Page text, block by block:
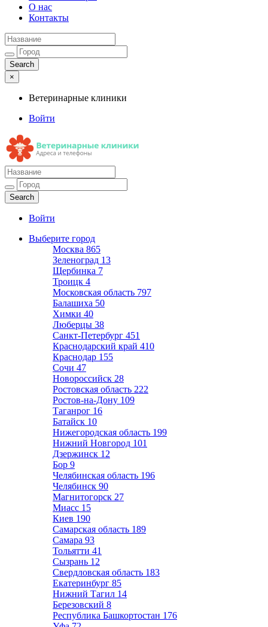
О нас
Контакты
×
Ветеринарные клиники
Войти
Ветеринарные клиники
Адреса и телефоны
Войти
Выберите город
Москва 865
Зеленоград 13
Щербинка 7
Троицк 4
Московская область 797
Балашиха 50
Химки 40
Люберцы 38
Санкт-Петербург 451
Краснодарский край 410
Краснодар 155
Сочи 47
Новороссийск 28
Ростовская область 222
Ростов-на-Дону 109
Таганрог 16
Батайск 10
Нижегородская область 199
Нижний Новгород 101
Дзержинск 12
Бор 9
Челябинская область 196
Челябинск 90
Магнитогорск 27
Миасс 15
Киев 190
Самарская область 189
Самара 93
Тольятти 41
Сызрань 12
Свердловская область 183
Екатеринбург 85
Нижний Тагил 14
Березовский 8
Республика Башкортостан 176